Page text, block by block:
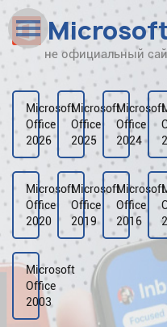
Наверх
Рейтинг
Видео
Галерея
не официальный
Microsoft
Office
2026
Microsoft
Office
2025
Microsoft
Office
2024
Microsoft
Office
2020
Microsoft
Office
2019
Microsoft
Office
2016
Microsoft
Office
2003